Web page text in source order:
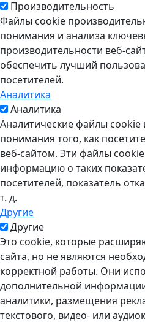
Производительность
Файлы cookie
понимания и анализа
производительности веб-
обеспечить лучший
посетителей.
Аналитика
Аналитика
Аналитические файлы cookie
понимания того, как
веб-сайтом. Эти файлы
информацию о таких
посетителей, показатель
т. д.
Другие
Другие
Это cookie, которые
сайта, но не являются
корректной работы. Они
дополнительной
аналитики, размещения
текстового, видео- или